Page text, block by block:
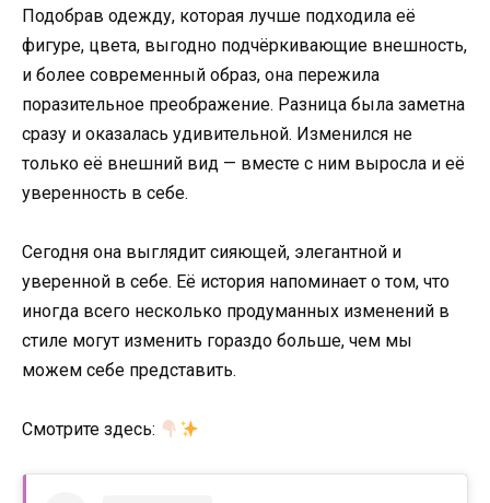
Подобрав одежду, которая лучше подходила её
фигуре, цвета, выгодно подчёркивающие внешность,
и более современный образ, она пережила
поразительное преображение. Разница была заметна
сразу и оказалась удивительной. Изменился не
только её внешний вид — вместе с ним выросла и её
уверенность в себе.
Сегодня она выглядит сияющей, элегантной и
уверенной в себе. Её история напоминает о том, что
иногда всего несколько продуманных изменений в
стиле могут изменить гораздо больше, чем мы
можем себе представить.
Смотрите здесь: